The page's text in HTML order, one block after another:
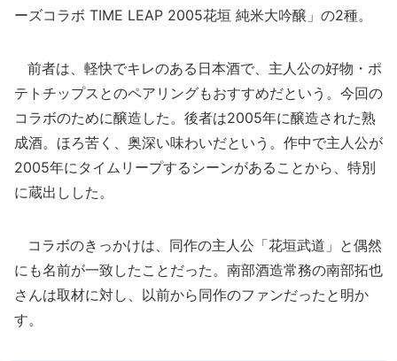
ーズコラボ TIME LEAP 2005花垣 純米大吟醸」の2種。
前者は、軽快でキレのある日本酒で、主人公の好物・ポ
テトチップスとのペアリングもおすすめだという。今回の
コラボのために醸造した。後者は2005年に醸造された熟
成酒。ほろ苦く、奥深い味わいだという。作中で主人公が
2005年にタイムリープするシーンがあることから、特別
に蔵出しした。
コラボのきっかけは、同作の主人公「花垣武道」と偶然
にも名前が一致したことだった。南部酒造常務の南部拓也
さんは取材に対し、以前から同作のファンだったと明か
す。